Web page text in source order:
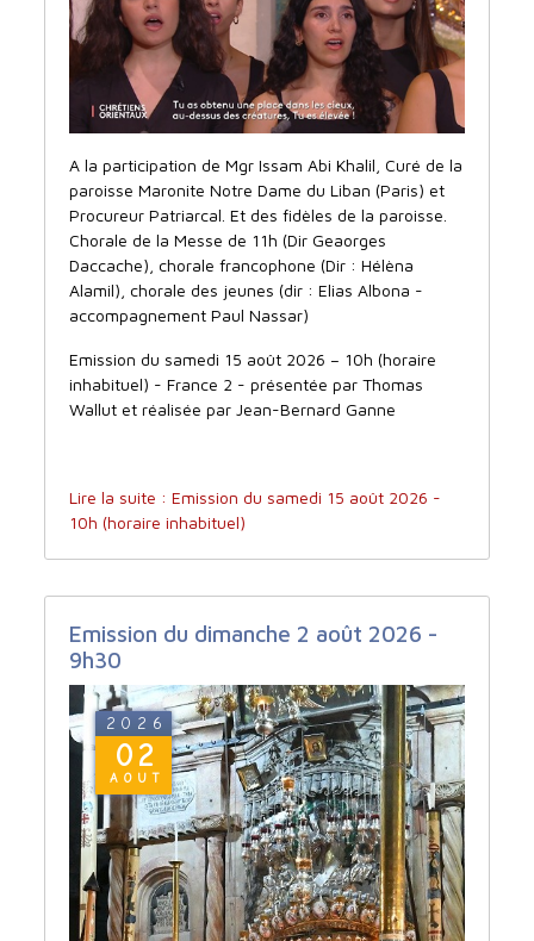
A la participation de Mgr Issam Abi Khalil, Curé de la
paroisse Maronite Notre Dame du Liban (Paris) et
Procureur Patriarcal. Et des fidèles de la paroisse.
Chorale de la Messe de 11h (Dir Geaorges
Daccache), chorale francophone (Dir : Hélèna
Alamil), chorale des jeunes (dir : Elias Albona -
accompagnement Paul Nassar)
Emission du samedi 15 août 2026 – 10h (horaire
inhabituel) - France 2 - présentée par Thomas
Wallut et réalisée par Jean-Bernard Ganne
Lire la suite : Emission du samedi 15 août 2026 -
10h (horaire inhabituel)
Emission du dimanche 2 août 2026 -
9h30
2026
02
AOUT